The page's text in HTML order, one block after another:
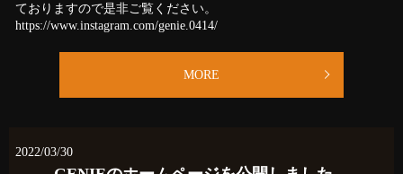
ておりますので是非ご覧ください。
https://www.instagram.com/genie.0414/
MORE
2022/03/30